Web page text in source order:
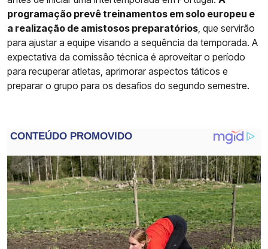
programação prevê treinamentos em solo europeu e
a realização de amistosos preparatórios, que servirão
para ajustar a equipe visando a sequência da temporada. A
expectativa da comissão técnica é aproveitar o período
para recuperar atletas, aprimorar aspectos táticos e
preparar o grupo para os desafios do segundo semestre.